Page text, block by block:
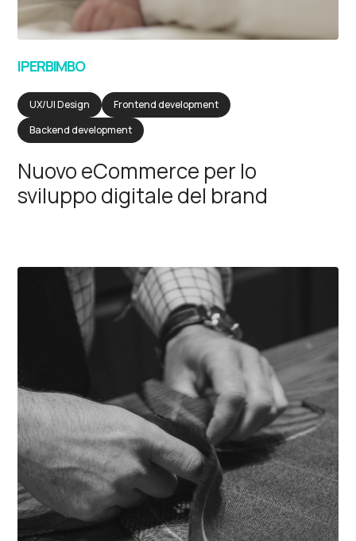
IPERBIMBO
UX/UI Design
Frontend development
Backend development
Nuovo eCommerce per lo
sviluppo digitale del brand